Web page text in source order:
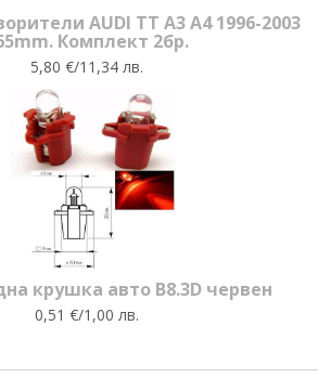
AUDI TT A3 A4 1996-2003
Комплект 2бр.
5,80 €/11,34 лв.
крушка авто B8.3D червен
0,51 €/1,00 лв.